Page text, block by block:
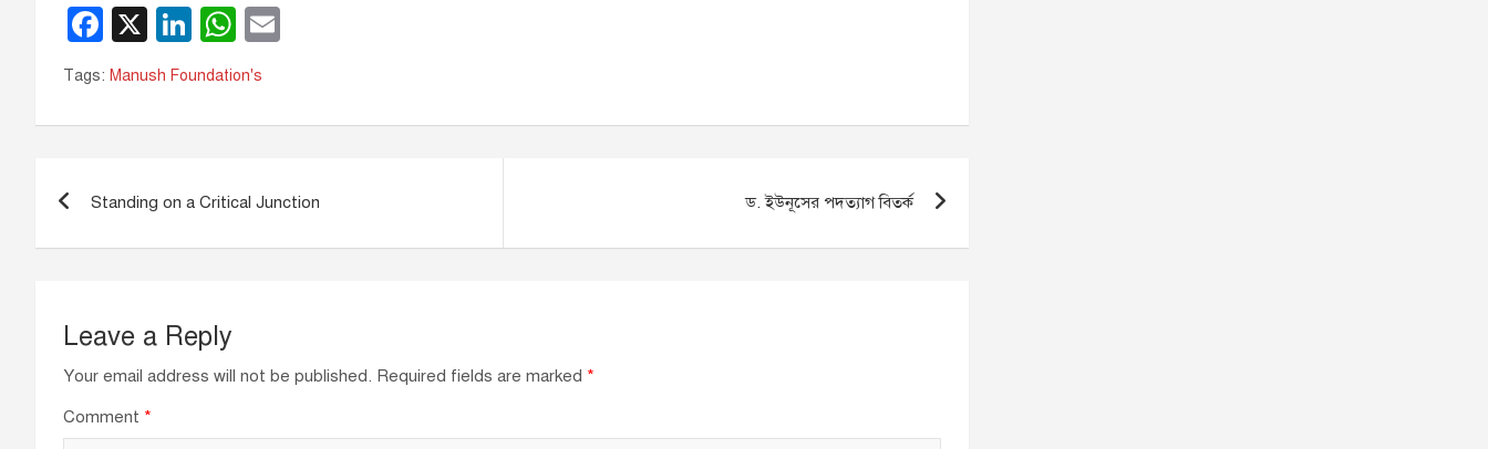
F
a
c
e
o
o
X
Li
k
e
n
W
h
at
s
p
p
Tags: Manush Foundation's
navigation
Standing on a Critical Junction ড. ইউনূসের পদত্যাগ বিতর্ক
Leave a Reply
Your email address will not be published. Required fields are marked *
Comment *